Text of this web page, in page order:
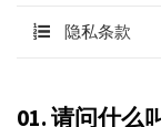
隐私条款
01. 请问什么